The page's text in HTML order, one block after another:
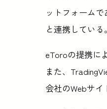
ットフォーム
と連携している。
eToroの提携に
また、
会社のWebサイ